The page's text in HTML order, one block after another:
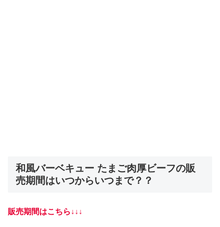
和風バーベキュー たまご肉厚ビーフの販
売期間はいつからいつまで？？
販売期間はこちら↓↓↓